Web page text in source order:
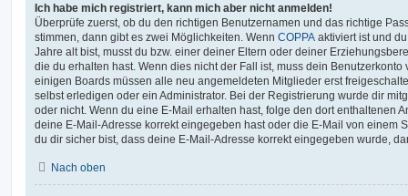
Ich habe mich registriert, kann mich aber nicht anmelden!
Überprüfe zuerst, ob du den richtigen Benutzernamen und das richtige
stimmen, dann gibt es zwei Möglichkeiten. Wenn COPPA aktiviert ist und
Jahre alt bist, musst du bzw. einer deiner Eltern oder deiner
die du erhalten hast. Wenn dies nicht der Fall ist, muss dein
einigen Boards müssen alle neu angemeldeten Mitglieder erst
selbst erledigen oder ein Administrator. Bei der Registrierung wurde dir
oder nicht. Wenn du eine E-Mail erhalten hast, folge den dort enthaltenen
deine E-Mail-Adresse korrekt eingegeben hast oder die E-Mail von einem
du dir sicher bist, dass deine E-Mail-Adresse korrekt eingegeben wurde,
Nach oben